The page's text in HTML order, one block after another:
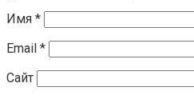
Имя *
Email *
Сайт